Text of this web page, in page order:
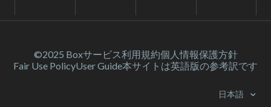
©2025 Boxサービス利⽤規約個人情報保護方針
Fair Use PolicyUser Guide本サイトは英語版の参考訳です
日本語